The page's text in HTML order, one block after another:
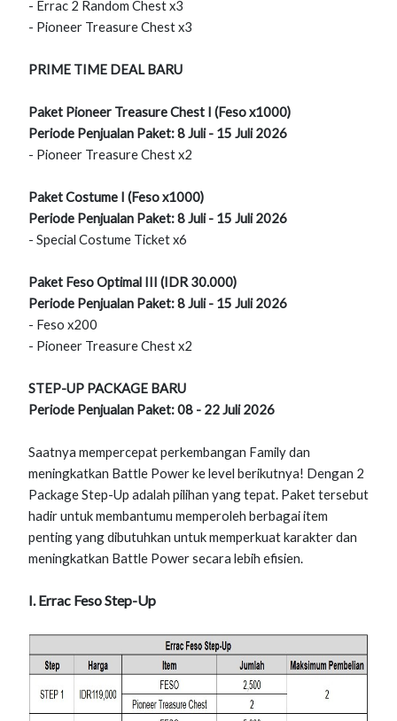
- Errac 2 Random Chest x3
- Pioneer Treasure Chest x3
PRIME TIME DEAL BARU
Paket Pioneer Treasure Chest I (Feso x1000)
Periode Penjualan Paket: 8 Juli - 15 Juli 2026
- Pioneer Treasure Chest x2
Paket Costume I (Feso x1000)
Periode Penjualan Paket: 8 Juli - 15 Juli 2026
- Special Costume Ticket x6
Paket Feso Optimal III (IDR 30.000)
Periode Penjualan Paket: 8 Juli - 15 Juli 2026
- Feso x200
- Pioneer Treasure Chest x2
STEP-UP PACKAGE BARU
Periode Penjualan Paket: 08 - 22 Juli 2026
Saatnya mempercepat perkembangan Family dan
meningkatkan Battle Power ke level berikutnya! Dengan 2
Package Step-Up adalah pilihan yang tepat. Paket tersebut
hadir untuk membantumu memperoleh berbagai item
penting yang dibutuhkan untuk memperkuat karakter dan
meningkatkan Battle Power secara lebih efisien.
I. Errac Feso Step-Up